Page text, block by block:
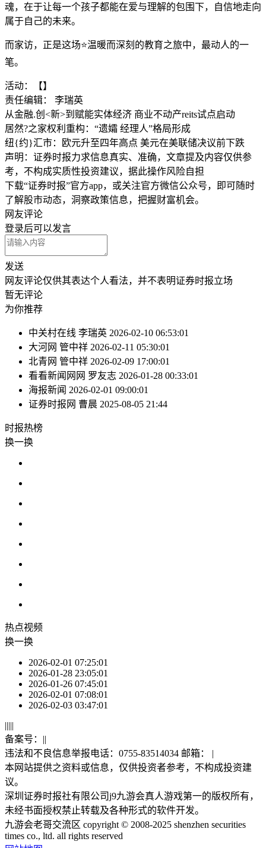
魂，在于让每一个孩子都能在爱与理解的包围下，自信地走向
属于自己的未来。
而家访，正是这场⭐温暖而深刻的教育之旅中，最动人的一
笔。
活动：【】
责任编辑： 李瑞英
从金融.创<新>到赋能实体经济 商业不动产reits试点启动
居然?之家权利重构：“遗孀 经理人”格局形成
纽{约}汇市：欧元升至四年高点 美元在美联储决议前下跌
声明：证券时报力求信息真实、准确，文章提及内容仅供参
考，不构成实质性投资建议，据此操作风险自担
下载“证券时报”官方app，或关注官方微信公众号，即可随时
了解股市动态，洞察政策信息，把握财富机会。
网友评论
登录后可以发言
发送
网友评论仅供其表达个人看法，并不表明证券时报立场
暂无评论
为你推荐
中关村在线 李瑞英 2026-02-10 06:53:01
大河网 管中祥 2026-02-11 05:30:01
北青网 管中祥 2026-02-09 17:00:01
看看新闻网网 罗友志 2026-01-28 00:33:01
海报新闻 2026-02-01 09:00:01
证券时报网 曹晨 2025-08-05 21:44
时报热榜
换一换
热点视频
换一换
2026-02-01 07:25:01
2026-01-28 23:05:01
2026-01-26 07:45:01
2026-02-01 07:08:01
2026-02-03 03:47:01
|||||
备案号： ||
违法和不良信息举报电话：0755-83514034 邮箱： |
本网站提供之资料或信息，仅供投资者参考，不构成投资建
议。
深圳证券时报社有限公司j9九游会真人游戏第一的版权所有，
未经书面授权禁止转载及各种形式的软件开发。
九游会老哥交流区 copyright © 2008-2025 shenzhen securities
times co., ltd. all rights reserved